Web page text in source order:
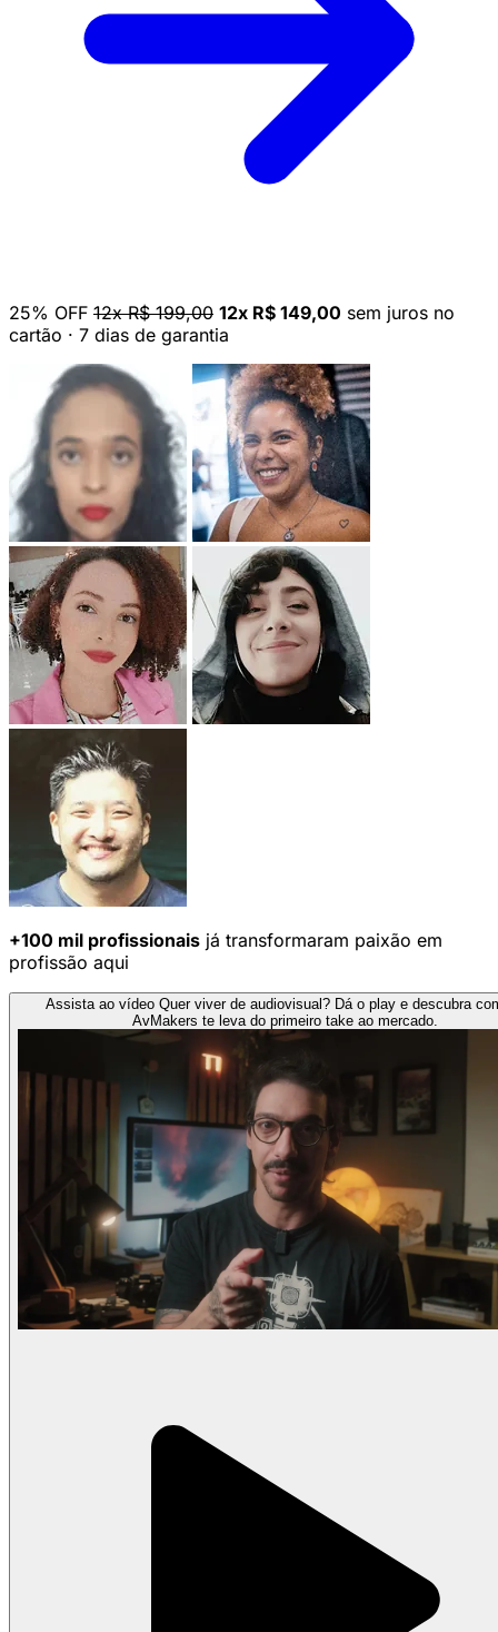
25% OFF 12x R$ 199,00 12x R$ 149,00 sem juros no
cartão · 7 dias de garantia
+100 mil profissionais já transformaram paixão em
profissão aqui
Assista ao vídeo Quer viver de audiovisual? Dá o play e descubra
AvMakers te leva do primeiro take ao mercado.